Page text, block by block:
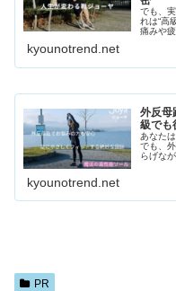
でも、
れは“高
痛みや
Joyaが
kyounotrend.net
外反母
級でも
あなた
でも、
らげな
kyounotrend.net
PR